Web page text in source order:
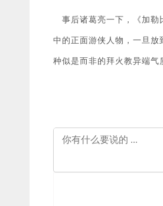
事后诸葛亮一下，《加勒
中的正面游侠人物，一旦
种似是而非的拜火教异端气